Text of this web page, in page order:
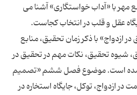
مهر با «آداب خواستگاری» آشنا می
عقل و قلب در انتخاب کجاست.
با ذکر زمان تحقیق، منابع
تحقیق، نکات مهم در تحقیق در
آمده است. موضوع فصل ششم «تصمیم
ازدواج، توکل، جایگاه استخاره در